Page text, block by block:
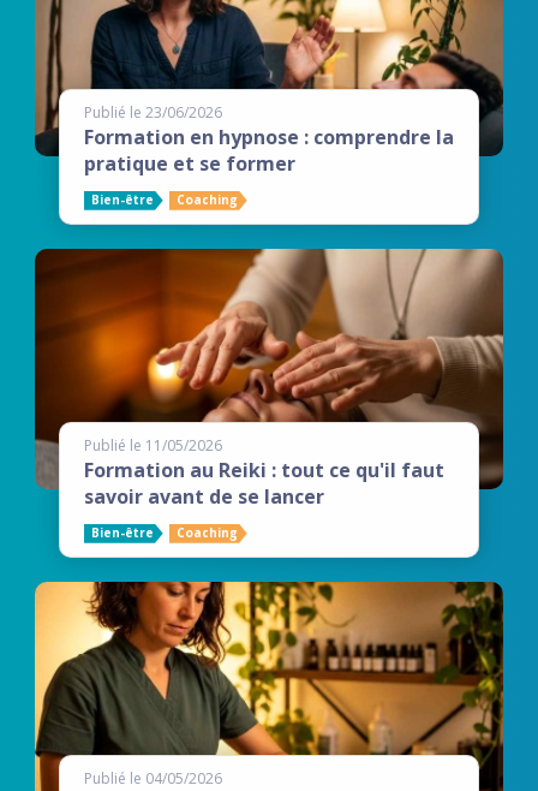
Publié le 23/06/2026
Formation en hypnose : comprendre la
pratique et se former
Bien-être Coaching
Publié le 11/05/2026
Formation au Reiki : tout ce qu'il faut
savoir avant de se lancer
Bien-être Coaching
Publié le 04/05/2026